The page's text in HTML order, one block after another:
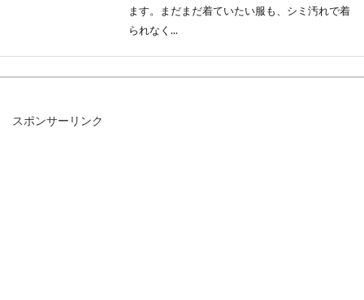
ます。まだまだ着ていたい服も、シミ汚れで着
られなく...
スポンサーリンク